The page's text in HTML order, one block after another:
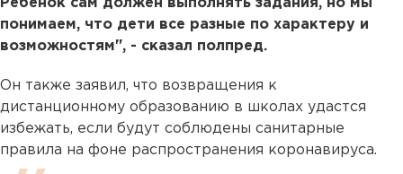
Ребенок сам должен выполнять задания, но мы
понимаем, что дети все разные по характеру и
возможностям", - сказал полпред.
Он также заявил, что возвращения к
дистанционному образованию в школах удастся
избежать, если будут соблюдены санитарные
правила на фоне распространения коронавируса.